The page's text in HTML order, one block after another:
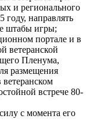
и регионального
году, направлять
штабы игры;
портале и в
ветеранской
Пленума,
размещения
встрече 80-
с момента его